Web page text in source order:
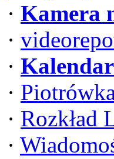
· Kamera
·
·
·
· Rozkład
·